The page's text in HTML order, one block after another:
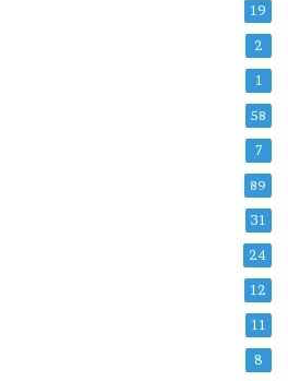
19
2
1
58
7
89
31
24
12
11
8